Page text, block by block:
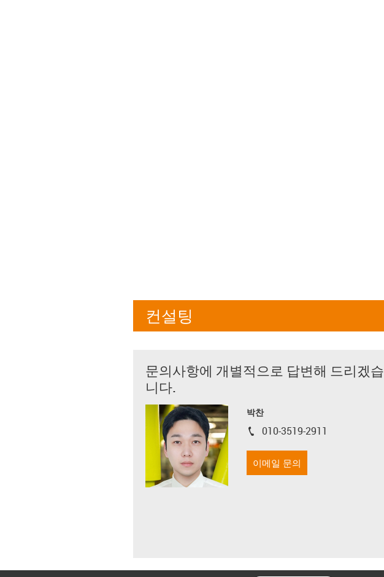
컨설팅
문의사항에 개별적으로 답변해 드리겠습
니다.
박찬
igus-icon-phone
010-3519-2911
이메일 문의